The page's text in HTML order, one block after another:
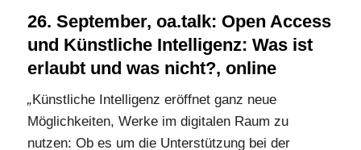
26. September, oa.talk: Open Access
und Künstliche Intelligenz: Was ist
erlaubt und was nicht?, online
„ Künstliche Intelligenz eröffnet ganz neue
Möglichkeiten, Werke im digitalen Raum zu
nutzen: Ob es um die Unterstützung bei der